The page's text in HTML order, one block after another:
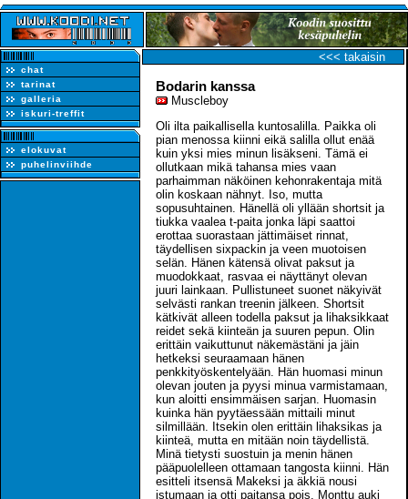
chat
tarinat
galleria
iskuri-treffit
elokuvat
puhelinviihde
<<< takaisin
Bodarin kanssa
Muscleboy
Oli ilta paikallisella kuntosalilla. Paikka oli
pian menossa kiinni eikä salilla ollut enää
kuin yksi mies minun lisäkseni. Tämä ei
ollutkaan mikä tahansa mies vaan
parhaimman näköinen kehonrakentaja mitä
olin koskaan nähnyt. Iso, mutta
sopusuhtainen. Hänellä oli yllään shortsit ja
tiukka vaalea t-paita jonka läpi saattoi
erottaa suorastaan jättimäiset rinnat,
täydellisen sixpackin ja veen muotoisen
selän. Hänen kätensä olivat paksut ja
muodokkaat, rasvaa ei näyttänyt olevan
juuri lainkaan. Pullistuneet suonet näkyivät
selvästi rankan treenin jälkeen. Shortsit
kätkivät alleen todella paksut ja lihaksikkaat
reidet sekä kiinteän ja suuren pepun. Olin
erittäin vaikuttunut näkemästäni ja jäin
hetkeksi seuraamaan hänen
penkkityöskentelyään. Hän huomasi minun
olevan jouten ja pyysi minua varmistamaan,
kun aloitti ensimmäisen sarjan. Huomasin
kuinka hän pyytäessään mittaili minut
silmillään. Itsekin olen erittäin lihaksikas ja
kiinteä, mutta en mitään noin täydellistä.
Minä tietysti suostuin ja menin hänen
pääpuolelleen ottamaan tangosta kiinni. Hän
esitteli itsensä Makeksi ja äkkiä nousi
istumaan ja otti paitansa pois. Monttu auki